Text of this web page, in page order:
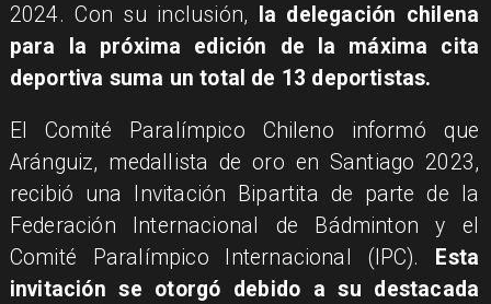
2024. Con su inclusión,
la delegación chilena
para la próxima edición de la máxima cita
deportiva suma un total de 13 deportistas.
El Comité Paralímpico Chileno informó que
Aránguiz, medallista de oro en Santiago 2023,
recibió una Invitación Bipartita de parte de la
Federación Internacional de Bádminton y el
Comité Paralímpico Internacional (IPC).
Esta
invitación se otorgó debido a su destacada